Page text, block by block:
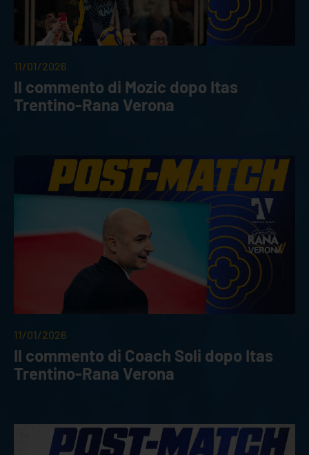
11/01/2026
Il commento di Mozic dopo Itas
Trentino-Rana Verona
11/01/2026
Il commento di Coach Soli dopo Itas
Trentino-Rana Verona